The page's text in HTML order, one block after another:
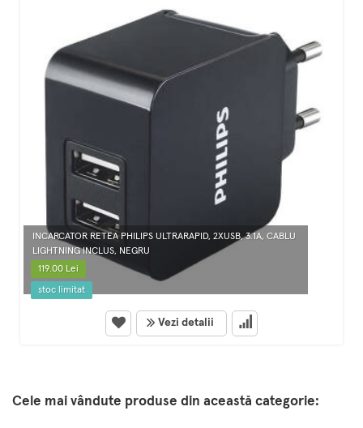
INCARCATOR RETEA PHILIPS ULTRARAPID, 2XUSB, 3.1A, CABLU
LIGHTNING INCLUS, NEGRU
119.00 Lei
stoc limitat
Vezi detalii
Cele mai vândute produse din această categorie: